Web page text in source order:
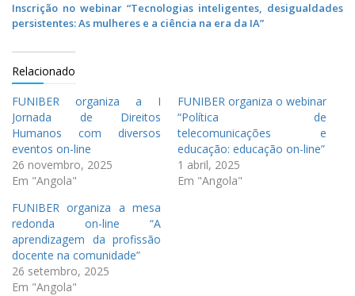
Inscrição no webinar “Tecnologias inteligentes, desigualdades
persistentes:As mulheres e a ciência na era da IA”
Relacionado
FUNIBER organiza a I
Jornada de Direitos
Humanos com diversos
eventos on-line
26 novembro, 2025
Em "Angola"
FUNIBER organiza o webinar
“Política de
telecomunicações e
educação: educação on-line”
1 abril, 2025
Em "Angola"
FUNIBER organiza a mesa
redonda on-line “A
aprendizagem da profissão
docente na comunidade”
26 setembro, 2025
Em "Angola"